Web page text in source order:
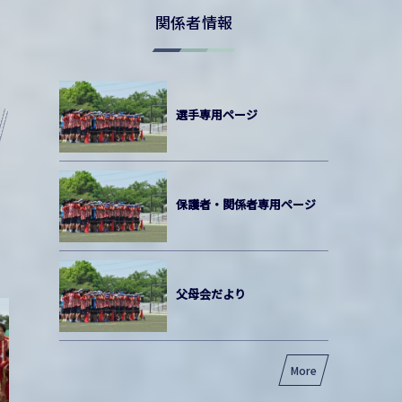
関係者情報
選手専用ページ
保護者・関係者専用ページ
父母会だより
More